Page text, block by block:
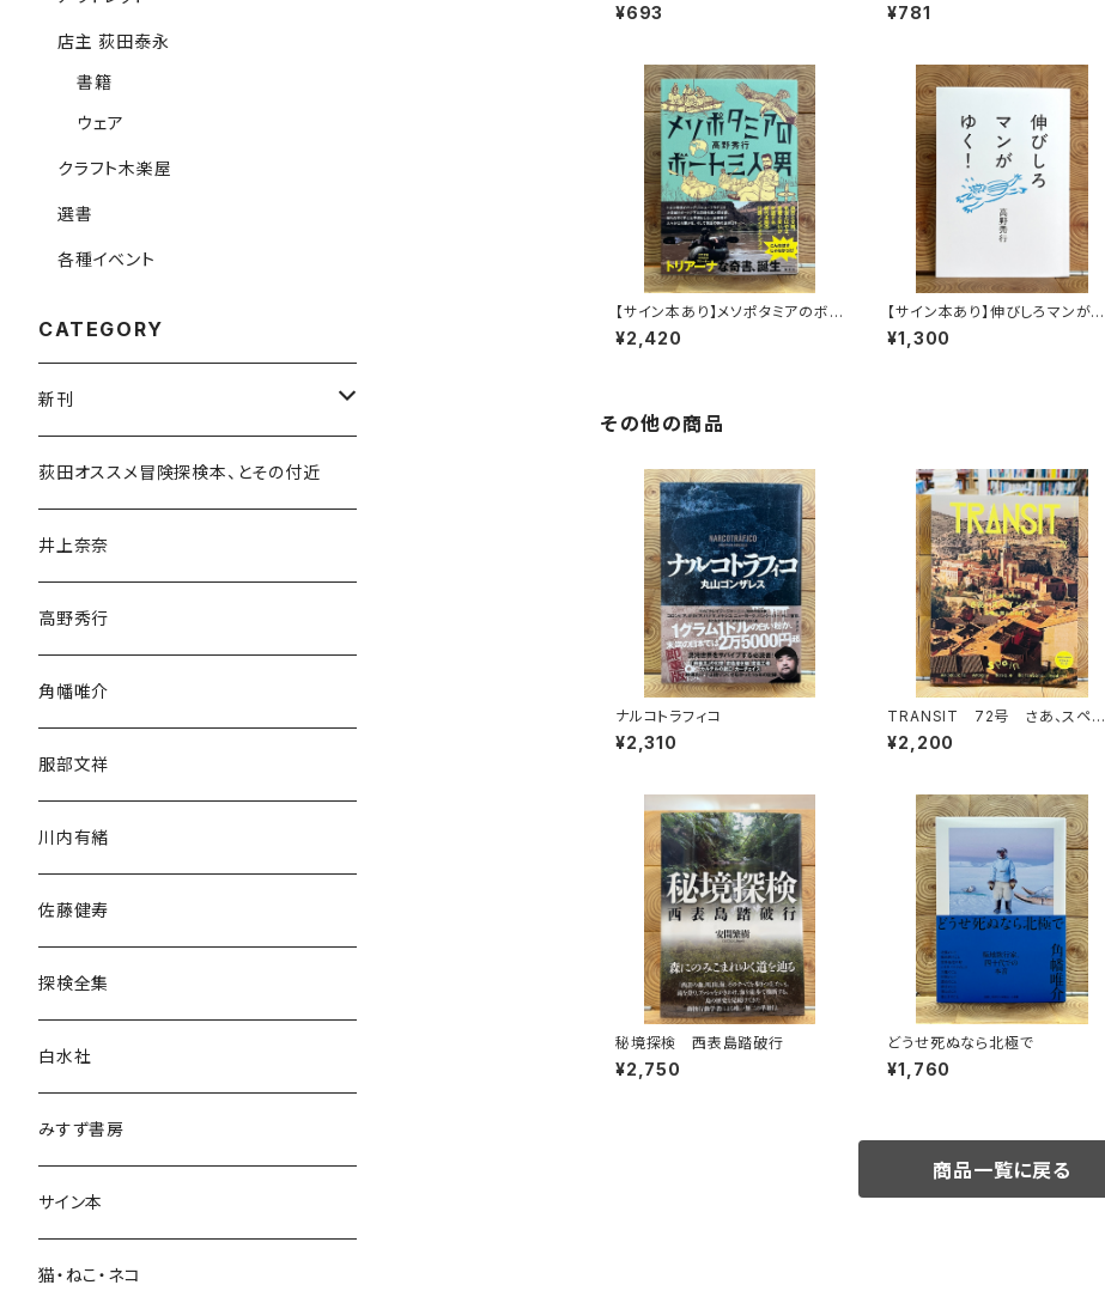
¥693 ¥781
【サイン本あり】メソポタミアのボ
ート三人男
¥2,420
【サイン本あり】伸びしろマンがゆ
く！
¥1,300
その他の商品
ナルコトラフィコ
¥2,310
TRANSIT 72号 さあ、スペイ
ンへ！ 太陽と海と土の国
¥2,200
秘境探検 西表島踏破行
¥2,750
どうせ死ぬなら北極で
¥1,760
商品一覧に戻る
店主 荻田泰永
書籍
ウェア
クラフト木楽屋
選書
各種イベント
CATEGORY
新刊
和書
文学・小説・物語
随筆・ノンフィクション・その他
民族・風習
言語・ことば
荻田オススメ冒険探検本、とその付近
井上奈奈
高野秀行
角幡唯介
服部文祥
川内有緒
佐藤健寿
探検全集
白水社
みすず書房
サイン本
猫・ねこ・ネコ